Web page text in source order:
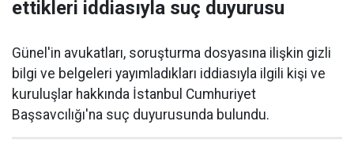
ettikleri iddiasıyla suç duyurusu
Günel'in avukatları, soruşturma dosyasına ilişkin gizli
bilgi ve belgeleri yayımladıkları iddiasıyla ilgili kişi ve
kuruluşlar hakkında İstanbul Cumhuriyet
Başsavcılığı'na suç duyurusunda bulundu.